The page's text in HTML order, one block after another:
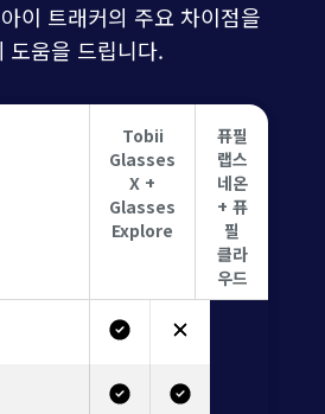
이 트래커의 주요 차이점을
도움을 드립니다.
Tobii
Glasses
X +
Glasses
Explore
퓨필
랩스
네온
+ 퓨
필
클라
우드